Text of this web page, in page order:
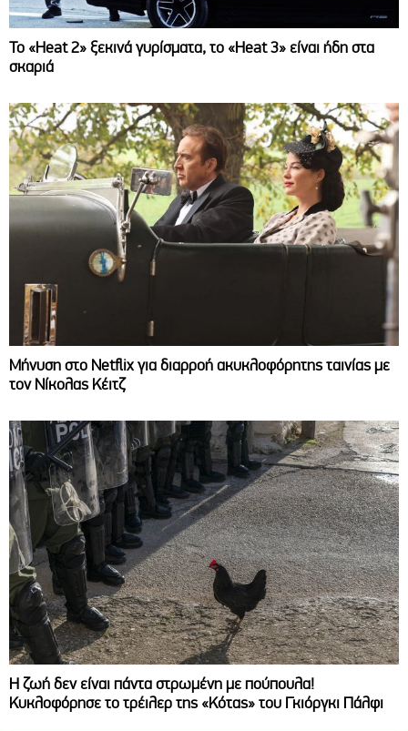
Το «Heat 2» ξεκινά γυρίσματα, το «Heat 3» είναι ήδη στα
σκαριά
Μήνυση στο Netflix για διαρροή ακυκλοφόρητης ταινίας με
τον Νίκολας Κέιτζ
Η ζωή δεν είναι πάντα στρωμένη με πούπουλα!
Κυκλοφόρησε το τρέιλερ της «Κότας» του Γκιόργκι Πάλφι